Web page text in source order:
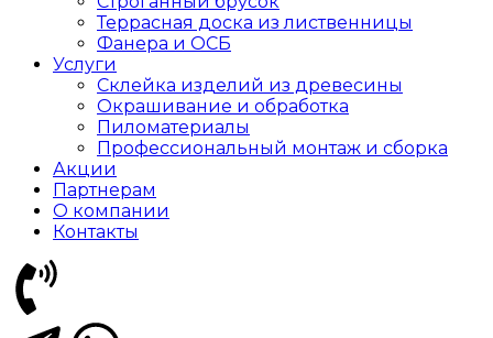
Террасная доска из лиственницы
Фанера и ОСБ
Услуги
Склейка изделий из древесины
Окрашивание и обработка
Пиломатериалы
Профессиональный монтаж и сборка
Акции
Партнерам
О компании
Контакты